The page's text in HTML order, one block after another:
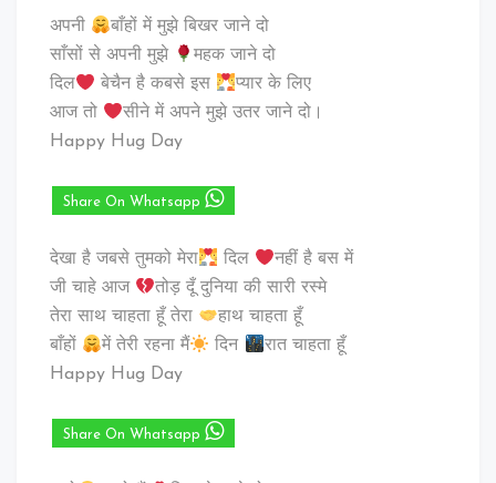
अपनी
बाँहों में मुझे बिखर जाने दो
साँसों से अपनी मुझे
महक जाने दो
दिल
बेचैन है कबसे इस
प्यार के लिए
आज तो
सीने में अपने मुझे उतर जाने दो।
Happy Hug Day
Share On Whatsapp
देखा है जबसे तुमको मेरा दिल
नहीं है बस में
जी चाहे आज
तोड़ दूँ दुनिया की सारी रस्मे
तेरा साथ चाहता हूँ तेरा
हाथ चाहता हूँ
बाँहों
में तेरी रहना मैं दिन
रात चाहता हूँ
Happy Hug Day
Share On Whatsapp